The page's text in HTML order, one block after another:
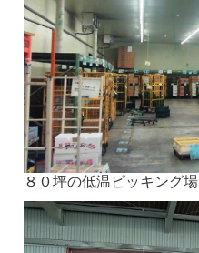
８０坪の低温ピッキング場